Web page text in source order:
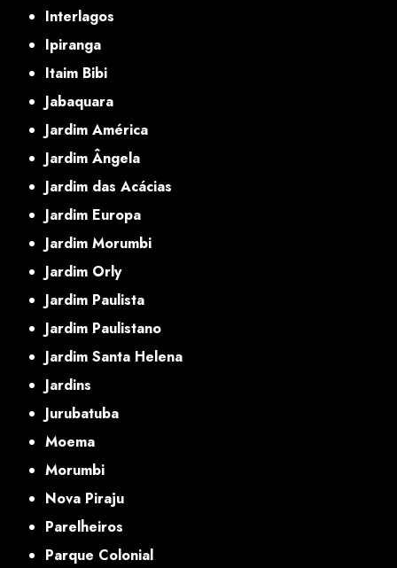
Interlagos
Ipiranga
Itaim Bibi
Jabaquara
Jardim América
Jardim Ângela
Jardim das Acácias
Jardim Europa
Jardim Morumbi
Jardim Orly
Jardim Paulista
Jardim Paulistano
Jardim Santa Helena
Jardins
Jurubatuba
Moema
Morumbi
Nova Piraju
Parelheiros
Parque Colonial